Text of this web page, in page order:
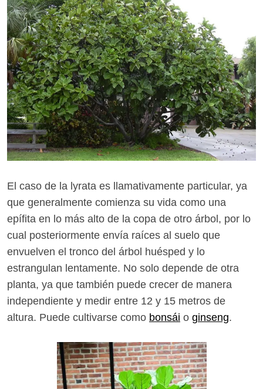
El caso de la lyrata es llamativamente particular, ya
que generalmente comienza su vida como una
epífita en lo más alto de la copa de otro árbol, por lo
cual posteriormente envía raíces al suelo que
envuelven el tronco del árbol huésped y lo
estrangulan lentamente. No solo depende de otra
planta, ya que también puede crecer de manera
independiente y medir entre 12 y 15 metros de
altura. Puede cultivarse como bonsái o ginseng.